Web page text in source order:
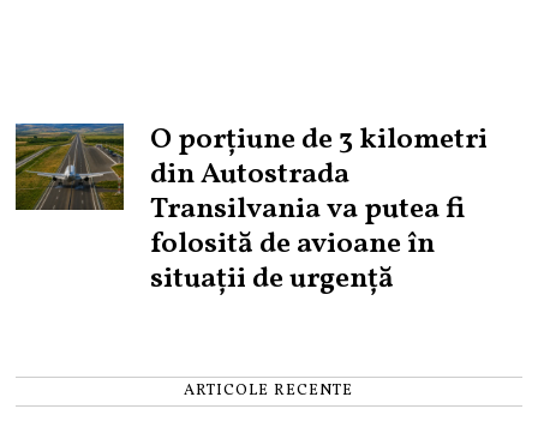
O porțiune de 3 kilometri
din Autostrada
Transilvania va putea fi
folosită de avioane în
situații de urgență
ARTICOLE RECENTE